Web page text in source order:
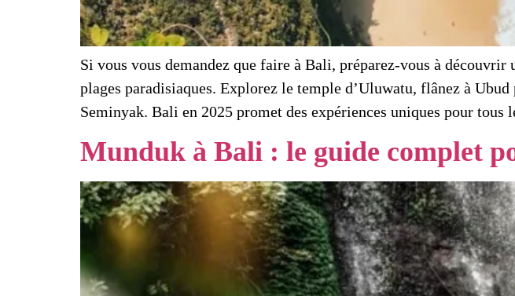
Si vous vous demandez que faire à Bali, préparez-vous à
plages paradisiaques. Explorez le temple d’Uluwatu, flânez à
Seminyak. Bali en 2025 promet des expériences uniques pour
Munduk à Bali : le guide complet